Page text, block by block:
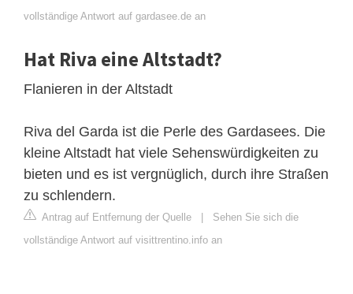
vollständige Antwort auf gardasee.de an
Hat Riva eine Altstadt?
Flanieren in der Altstadt
Riva del Garda ist die Perle des Gardasees. Die
kleine Altstadt hat viele Sehenswürdigkeiten zu
bieten und es ist vergnüglich, durch ihre Straßen
zu schlendern.
Antrag auf Entfernung der Quelle | Sehen Sie sich die
vollständige Antwort auf visittrentino.info an